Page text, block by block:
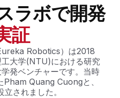
ラボで開発
証
Robotics）は2018
大学(NTU)における研究
発ベンチャーです。当時
Quang Cuongと、
されました。